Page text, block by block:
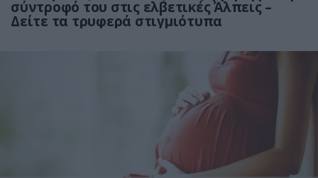
σύντροφό του στις ελβετικές Άλπεις –
Δείτε τα τρυφερά στιγμιότυπα